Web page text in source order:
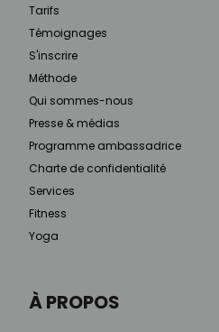
À PROPOS
Tarifs
Témoignages
S'inscrire
Méthode
Qui sommes-nous
Presse & médias
Programme ambassadrice
Charte de confidentialité
Services
Fitness
Yoga